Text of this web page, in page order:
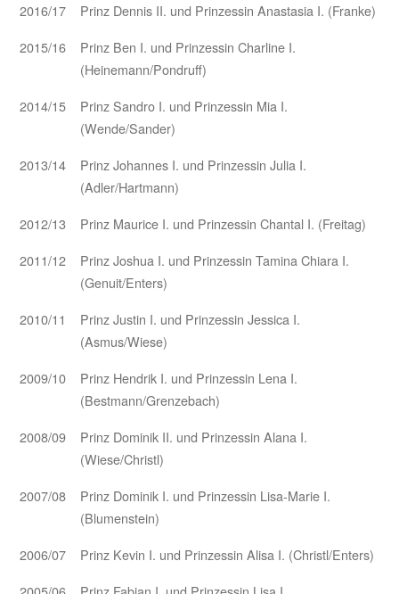
2016/17
Prinz Dennis II. und Prinzessin Anastasia I. (Franke)
2015/16
Prinz Ben I. und Prinzessin Charline I.
(Heinemann/Pondruff)
2014/15
Prinz Sandro I. und Prinzessin Mia I.
(Wende/Sander)
2013/14
Prinz Johannes I. und Prinzessin Julia I.
(Adler/Hartmann)
2012/13
Prinz Maurice I. und Prinzessin Chantal I. (Freitag)
2011/12
Prinz Joshua I. und Prinzessin Tamina Chiara I.
(Genuit/Enters)
2010/11
Prinz Justin I. und Prinzessin Jessica I.
(Asmus/Wiese)
2009/10
Prinz Hendrik I. und Prinzessin Lena I.
(Bestmann/Grenzebach)
2008/09
Prinz Dominik II. und Prinzessin Alana I.
(Wiese/Christl)
2007/08
Prinz Dominik I. und Prinzessin Lisa-Marie I.
(Blumenstein)
2006/07
Prinz Kevin I. und Prinzessin Alisa I. (Christl/Enters)